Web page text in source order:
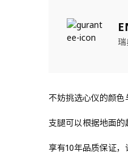
不妨挑选心仪的颜色
支腿可以根据地面
享有10年品质保证，